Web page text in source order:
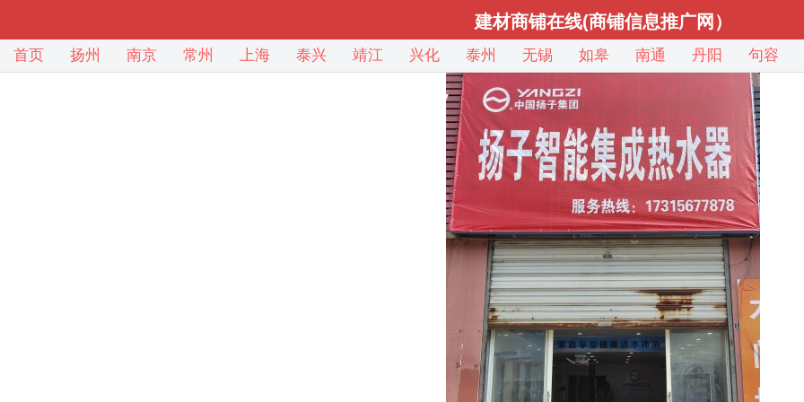
建材商铺在线(商铺信息推广网）
首页 扬州 南京 常州 上海 泰兴 靖江 兴化 泰州 无锡 如皋 南通 丹阳 句容